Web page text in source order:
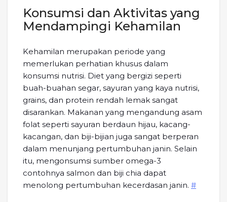
Konsumsi dan Aktivitas yang
Mendampingi Kehamilan
Kehamilan merupakan periode yang
memerlukan perhatian khusus dalam
konsumsi nutrisi. Diet yang bergizi seperti
buah-buahan segar, sayuran yang kaya nutrisi,
grains, dan protein rendah lemak sangat
disarankan. Makanan yang mengandung asam
folat seperti sayuran berdaun hijau, kacang-
kacangan, dan biji-bijian juga sangat berperan
dalam menunjang pertumbuhan janin. Selain
itu, mengonsumsi sumber omega-3
contohnya salmon dan biji chia dapat
menolong pertumbuhan kecerdasan janin. #